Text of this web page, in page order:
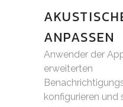
ANPASSEN
Anwender der
erweiterten
konfigurieren und